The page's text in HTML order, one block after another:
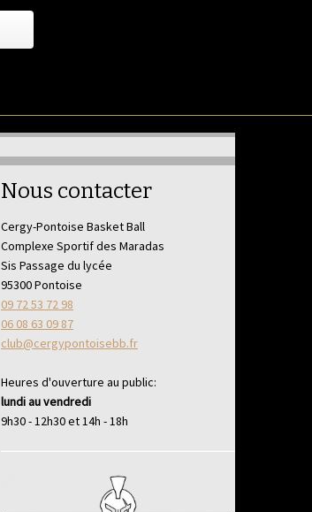
Nous contacter
Cergy-Pontoise Basket Ball
Complexe Sportif des Maradas
Sis Passage du lycée
95300 Pontoise
09 72 53 72 98
06 08 63 09 87
club@cergypontoisebb.fr
Heures d'ouverture au public:
lundi au vendredi
9h30 - 12h30 et 14h - 18h